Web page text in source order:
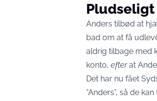
Pludseligt
Anders tilbød at
bad om at få
aldrig tilbage med
konto, efterat
Det har nu fået
“Anders”, så de